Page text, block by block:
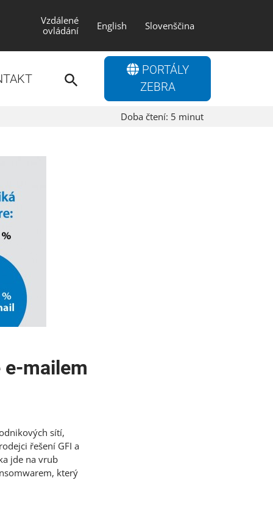
Vzdálené
ovládání
English Slovenščina
PORTÁLY
ZEBRA
Doba čtení: 5 minut
e-mailem
sítí,
řešení GFI a
jde na vrub
který